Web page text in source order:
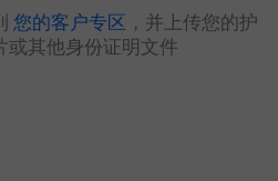
您的客户专区
，并上传您的护
或其他身份证明文件